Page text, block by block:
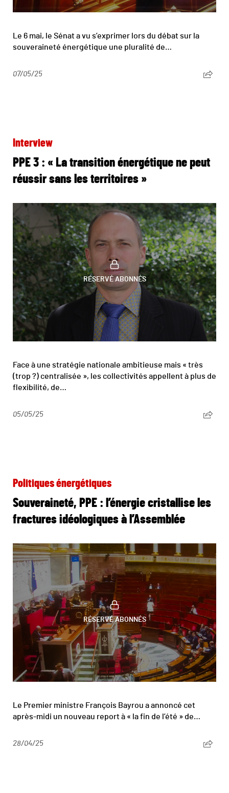
Le 6 mai, le Sénat a vu s’exprimer lors du débat sur la
souveraineté énergétique une pluralité de…
07/05/25
Interview
PPE 3 : « La transition énergétique ne peut
réussir sans les territoires »
RÉSERVÉ ABONNÉS
Face à une stratégie nationale ambitieuse mais « très
(trop ?) centralisée », les collectivités appellent à plus de
flexibilité, de…
05/05/25
Politiques énergétiques
Souveraineté, PPE : l’énergie cristallise les
fractures idéologiques à l’Assemblée
RÉSERVÉ ABONNÉS
Le Premier ministre François Bayrou a annoncé cet
après-midi un nouveau report à « la fin de l’été » de…
28/04/25